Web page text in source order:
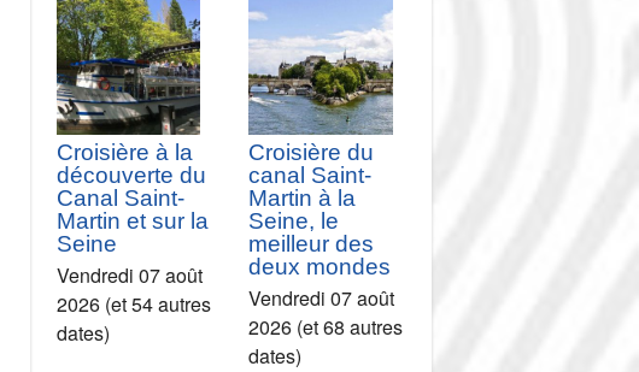
Croisière à la
découverte du
Canal Saint-
Martin et sur la
Seine
Vendredi 07 août
2026 (et 54 autres
dates)
Croisière du
canal Saint-
Martin à la
Seine, le
meilleur des
deux mondes
Vendredi 07 août
2026 (et 68 autres
dates)